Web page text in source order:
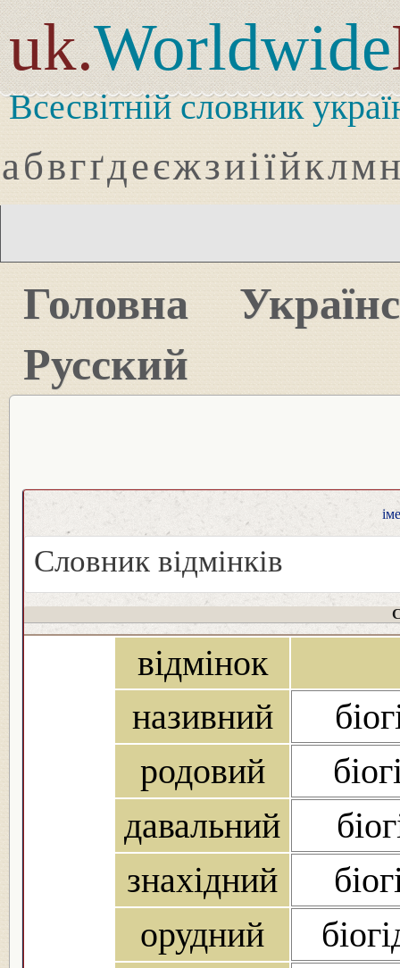
uk.Worldwide
Всесвітній словник
абвгґдеєжзиіїйклмн
Головна
Русский
Словник відмінків
відмінок
називний
родовий
давальний
знахідний
орудний